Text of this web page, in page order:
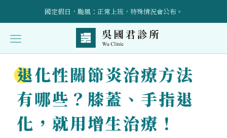
國定假日，颱風：正常上班，特殊情況會公布。
立即預約！請加入官方LINE帳號：@wuclinic 。
引進預防醫學點滴輸液治療、AI骨密設備，詳情請洽櫃檯～
受傷後的康復護理與自我照顧技巧全面指導
退化性關節炎治療方法
有哪些？膝蓋、手指退
化，就用增生治療！